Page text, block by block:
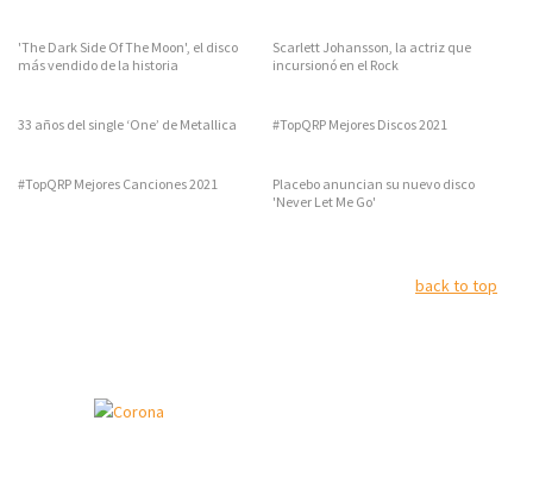
'The Dark Side Of The Moon', el disco
más vendido de la historia
Scarlett Johansson, la actriz que
incursionó en el Rock
33 años del single ‘One’ de Metallica #TopQRP Mejores Discos 2021
#TopQRP Mejores Canciones 2021
Placebo anuncian su nuevo disco
'Never Let Me Go'
back to top